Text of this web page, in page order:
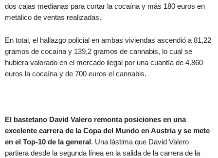
dos cajas medianas para cortar la cocaína y más 180 euros en
metálico de ventas realizadas.
En total, el hallazgo policial en ambas viviendas ascendió a 81,22
gramos de cocaína y 139,2 gramos de cannabis, lo cual se
hubiera valorado en el mercado ilegal por una cuantía de 4.860
euros la cocaína y de 700 euros el cannabis.
El bastetano David Valero remonta posiciones en una
excelente carrera de la Copa del Mundo en Austria y se mete
en el Top-10 de la general. Una lástima que David Valero
partiera desde la segunda línea en la salida de la carrera de la